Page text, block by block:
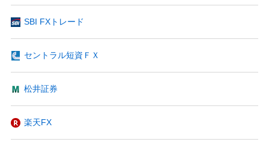
SBI FXトレード
セントラル短資ＦＸ
松井証券
楽天FX